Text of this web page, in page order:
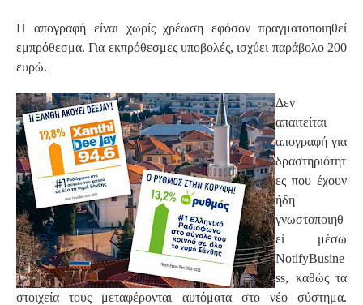
Η απογραφή είναι χωρίς χρέωση εφόσον πραγματοποιηθεί
εμπρόθεσμα. Για εκπρόθεσμες υποβολές, ισχύει παράβολο 200
ευρώ.
Δεν
απαιτείται
απογραφή για
δραστηριότητ
ες που έχουν
ήδη
γνωστοποιηθ
εί μέσω
NotifyBusine
ss, καθώς τα
στοιχεία τους μεταφέρονται αυτόματα στο νέο σύστημα.